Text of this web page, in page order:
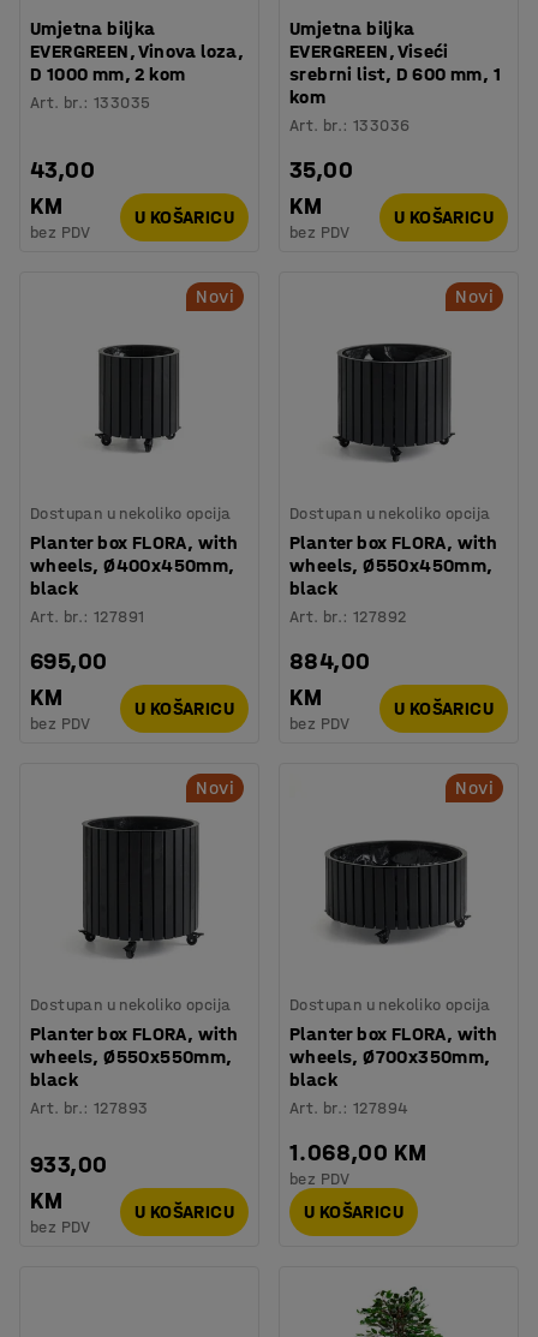
Umjetna biljka
EVERGREEN, Vinova loza,
D 1000 mm, 2 kom
Art. br.:133035
43,00
KM
bez PDV
U KOŠARICU
Umjetna biljka
EVERGREEN, Viseći
srebrni list, D 600 mm, 1
kom
Art. br.:133036
35,00
KM
bez PDV
U KOŠARICU
Novi
Dostupan u nekoliko opcija
Planter box FLORA, with
wheels, Ø400x450mm,
black
Art. br.:127891
695,00
KM
bez PDV
U KOŠARICU
Novi
Dostupan u nekoliko opcija
Planter box FLORA, with
wheels, Ø550x450mm,
black
Art. br.:127892
884,00
KM
bez PDV
U KOŠARICU
Novi
Dostupan u nekoliko opcija
Planter box FLORA, with
wheels, Ø550x550mm,
black
Art. br.:127893
933,00
KM
bez PDV
U KOŠARICU
Novi
Dostupan u nekoliko opcija
Planter box FLORA, with
wheels, Ø700x350mm,
black
Art. br.:127894
1.068,00 KM
bez PDV
U KOŠARICU